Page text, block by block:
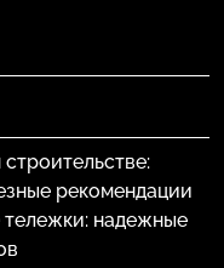
рекомендации
тележки: надежные